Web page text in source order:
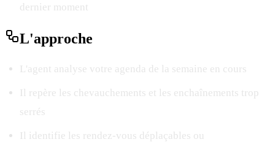
dernier moment
L'approche
L'agent analyse votre agenda de la semaine en cours
Il repère les chevauchements et les enchaînements trop
serrés
Il identifie les rendez-vous déplaçables ou